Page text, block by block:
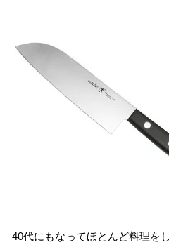
40代にもなってほとんど料理を